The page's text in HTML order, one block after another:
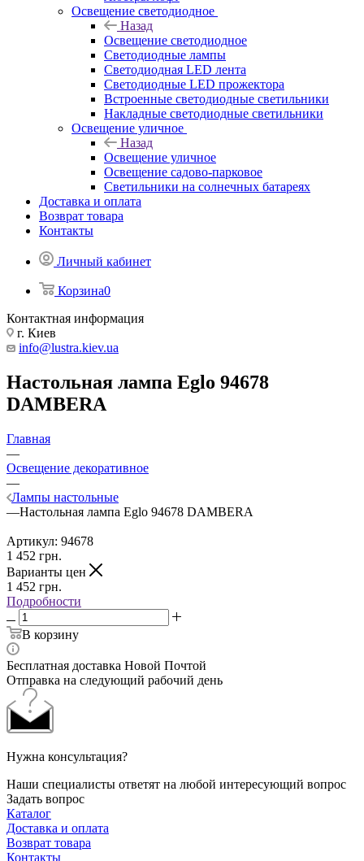
Освещение светодиодное
Назад
Освещение светодиодное
Светодиодные лампы
Светодиодная LED лента
Светодиодные LED прожектора
Встроенные светодиодные светильники
Накладные светодиодные светильники
Освещение уличное
Назад
Освещение уличное
Освещение садово-парковое
Светильники на солнечных батареях
Доставка и оплата
Возврат товара
Контакты
Личный кабинет
Корзина0
Контактная информация
г. Киев
info@lustra.kiev.ua
Настольная лампа Eglo 94678
DAMBERA
Главная
—
Освещение декоративное
—
Лампы настольные
—Настольная лампа Eglo 94678 DAMBERA
Артикул: 94678
1 452 грн.
Варианты цен
1 452 грн.
Подробности
В корзину
Бесплатная доставка Новой Почтой
Отправка на следующий рабочий день
Нужна консультация?
Наши специалисты ответят на любой интересующий вопрос
Задать вопрос
Каталог
Доставка и оплата
Возврат товара
Контакты